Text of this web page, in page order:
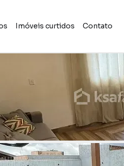
Imóveis curtidos Contato